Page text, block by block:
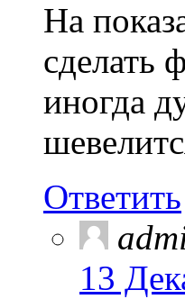
На
сделать
иногда
Ответить
13